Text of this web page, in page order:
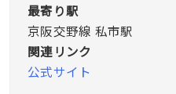
最寄り駅
京阪交野線 私市駅
関連リンク
公式サイト